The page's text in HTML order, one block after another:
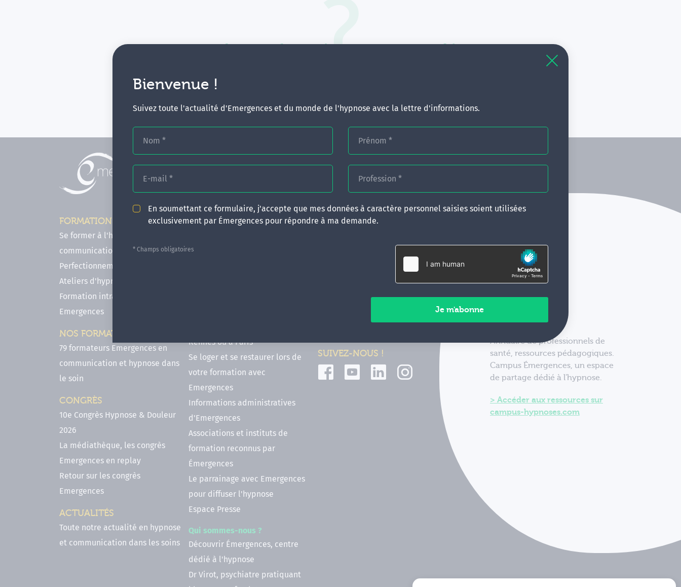
Bienvenue !
Suivez toute l'actualité d'Emergences et du monde de l'hypnose avec la lettre d'informations.
Nom * Prénom *
E-mail * Profession *
En soumettant ce formulaire, j'accepte que mes données à caractère personnel saisies soient utilisées
exclusivement par Émergences pour répondre à ma demande.
* Champs obligatoires
Aucune formation ne correspond à
FORMATIONS
Se former à l'hypnose, l'IMO & la
communication
Perfectionnements en Hypnose
Ateliers d'hypnose en ligne
Formation intra-établissement
Emergences
NOS FORMATEURS
79 formateurs Emergences en
communication et hypnose dans
le soin
CONGRÈS
10e Congrès Hypnose & Douleur
2026
La médiathèque, les congrès
Emergences en replay
Retour sur les congrès
Emergences
ACTUALITÉS
Toute notre actualité en hypnose
et communication dans les soins
INFOS PRATIQUES
en hypnose (FIF PL, CPF, DPC)
Rennes ou à Paris
Se loger et se restaurer lors de
votre formation avec
Emergences
Informations administratives
d'Emergences
Associations et instituts de
formation reconnus par
Émergences
Le parrainage avec Emergences
pour diffuser l'hypnose
Espace Presse
Qui sommes-nous ?
Découvrir Émergences, centre
dédié à l'hypnose
Dr Virot, psychiatre pratiquant
CONTACT
Paiements sécurisés
SUIVEZ-NOUS !
Annuaire de professionnels de
santé, ressources pédagogiques.
Campus Émergences, un espace
de partage dédié à l'hypnose.
Accéder aux ressources sur
campus-hypnoses.com